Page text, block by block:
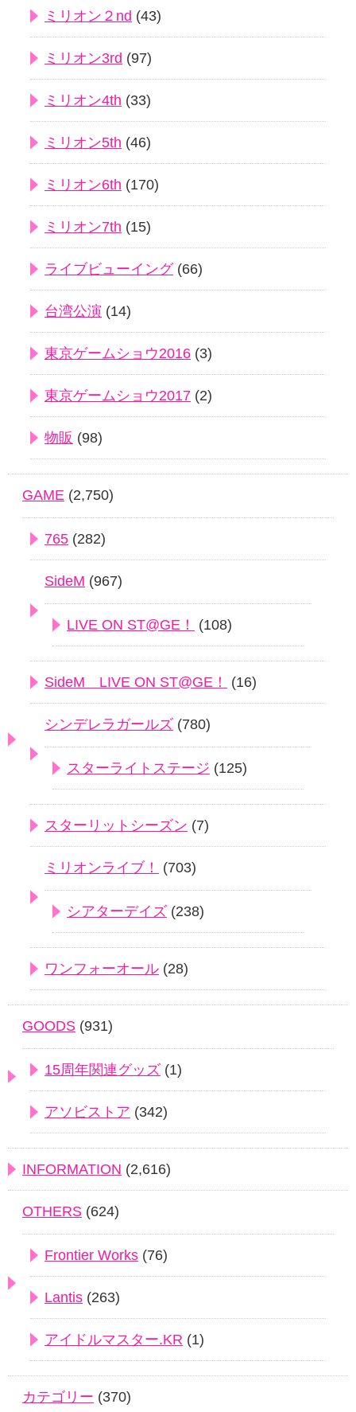
ミリオン２nd (43)
ミリオン3rd (97)
ミリオン4th (33)
ミリオン5th (46)
ミリオン6th (170)
ミリオン7th (15)
ライブビューイング(66)
台湾公演 (14)
東京ゲームショウ2016 (3)
東京ゲームショウ2017 (2)
物販 (98)
GAME (2,750)
765 (282)
SideM (967)
LIVE ON ST@GE！ (108)
SideM LIVE ON ST@GE！ (16)
シンデレラガールズ (780)
スターライトステージ (125)
スターリットシーズン (7)
ミリオンライブ！ (703)
シアターデイズ (238)
ワンフォーオール (28)
GOODS (931)
15周年関連グッズ (1)
アソビストア (342)
INFORMATION (2,616)
OTHERS (624)
Frontier Works (76)
Lantis (263)
アイドルマスター.KR (1)
カテゴリー (370)